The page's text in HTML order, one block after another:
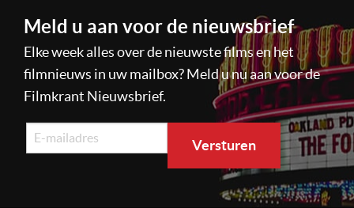
Meld u aan voor de nieuwsbrief
Elke week alles over de nieuwste films en het
filmnieuws in uw mailbox? Meld u nu aan voor de
Filmkrant Nieuwsbrief.